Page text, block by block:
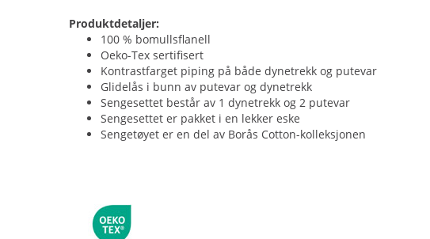
Produktdetaljer:
100 % bomullsflanell
Oeko-Tex sertifisert
Kontrastfarget piping på både dynetrekk og putevar
Glidelås i bunn av putevar og dynetrekk
Sengesettet består av 1 dynetrekk og 2 putevar
Sengesettet er pakket i en lekker eske
Sengetøyet er en del av Borås Cotton-kolleksjonen